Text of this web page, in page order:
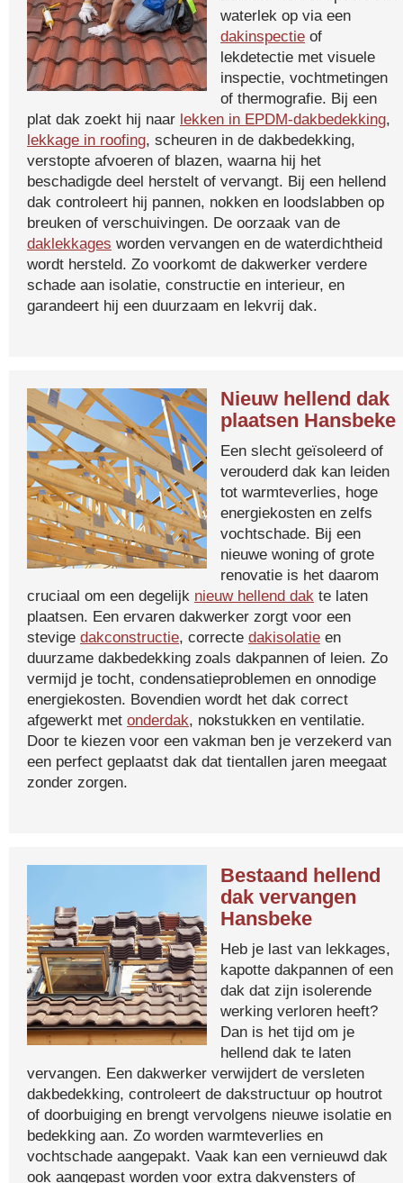
waterlek op via een
dakinspectie of
lekdetectie met visuele
inspectie, vochtmetingen
of thermografie. Bij een
plat dak zoekt hij naar lekken in EPDM-dakbedekking,
lekkage in roofing, scheuren in de dakbedekking,
verstopte afvoeren of blazen, waarna hij het
beschadigde deel herstelt of vervangt. Bij een hellend
dak controleert hij pannen, nokken en loodslabben op
breuken of verschuivingen. De oorzaak van de
daklekkages worden vervangen en de waterdichtheid
wordt hersteld. Zo voorkomt de dakwerker verdere
schade aan isolatie, constructie en interieur, en
garandeert hij een duurzaam en lekvrij dak.
Nieuw hellend dak
plaatsen Hansbeke
Een slecht geïsoleerd of
verouderd dak kan leiden
tot warmteverlies, hoge
energiekosten en zelfs
vochtschade. Bij een
nieuwe woning of grote
renovatie is het daarom
cruciaal om een degelijk nieuw hellend dak te laten
plaatsen. Een ervaren dakwerker zorgt voor een
stevige dakconstructie, correcte dakisolatie en
duurzame dakbedekking zoals dakpannen of leien. Zo
vermijd je tocht, condensatieproblemen en onnodige
energiekosten. Bovendien wordt het dak correct
afgewerkt met onderdak, nokstukken en ventilatie.
Door te kiezen voor een vakman ben je verzekerd van
een perfect geplaatst dak dat tientallen jaren meegaat
zonder zorgen.
Bestaand hellend
dak vervangen
Hansbeke
Heb je last van lekkages,
kapotte dakpannen of een
dak dat zijn isolerende
werking verloren heeft?
Dan is het tijd om je
hellend dak te laten
vervangen. Een dakwerker verwijdert de versleten
dakbedekking, controleert de dakstructuur op houtrot
of doorbuiging en brengt vervolgens nieuwe isolatie en
bedekking aan. Zo worden warmteverlies en
vochtschade aangepakt. Vaak kan een vernieuwd dak
ook aangepast worden voor extra dakvensters of